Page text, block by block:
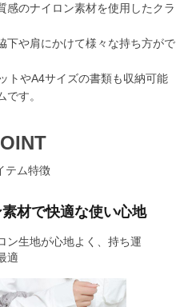
感のナイロン素材を使用したクラ
下や肩にかけて様々な持ち方がで
トやA4サイズの書類も収納可能
す。
テム特徴
材で快適な使い心地
ン生地が心地よく、持ち運
適